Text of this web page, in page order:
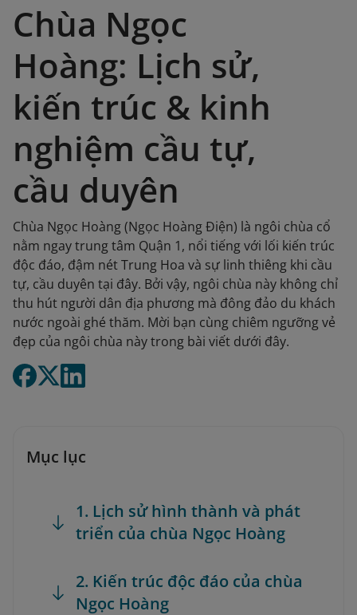
Chùa Ngọc
Hoàng: Lịch sử,
kiến trúc & kinh
nghiệm cầu tự,
cầu duyên
Chùa Ngọc Hoàng (Ngọc Hoàng Điện) là ngôi chùa cổ
nằm ngay trung tâm Quận 1, nổi tiếng với lối kiến trúc
độc đáo, đậm nét Trung Hoa và sự linh thiêng khi cầu
tự, cầu duyên tại đây. Bởi vậy, ngôi chùa này không chỉ
thu hút người dân địa phương mà đông đảo du khách
nước ngoài ghé thăm. Mời bạn cùng chiêm ngưỡng vẻ
đẹp của ngôi chùa này trong bài viết dưới đây.
Mục lục
1. Lịch sử hình thành và phát
triển của chùa Ngọc Hoàng
2. Kiến trúc độc đáo của chùa
Ngọc Hoàng